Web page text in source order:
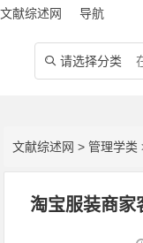
文献综述网 导航
 请选择分类
文献综述网 >管理学类
淘宝服装商家